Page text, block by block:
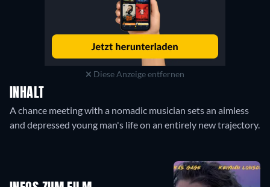
Diese Anzeige entfernen
INHALT
A chance meeting with a nomadic musician sets an aimless
and depressed young man's life on an entirely new trajectory.